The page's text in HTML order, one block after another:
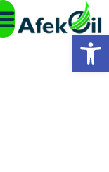
פתח סרגל נגישות